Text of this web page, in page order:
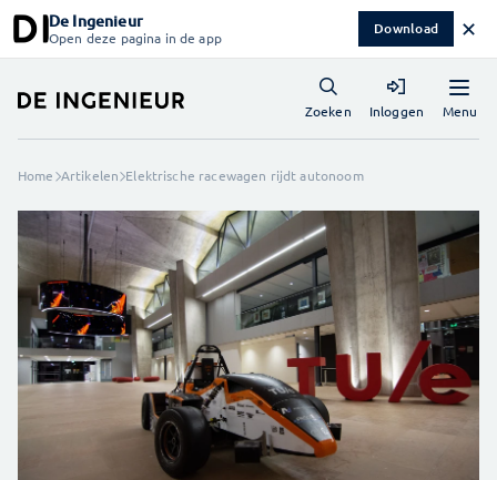
De Ingenieur
Open deze pagina in de app Download ✕
Menu
Zoeken Inloggen
Home Artikelen Elektrische racewagen rijdt autonoom